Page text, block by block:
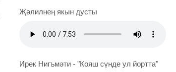
Җәлилнең якын дусты
Ирек Нигъмәти - "Кояш сүнде ул йортта"